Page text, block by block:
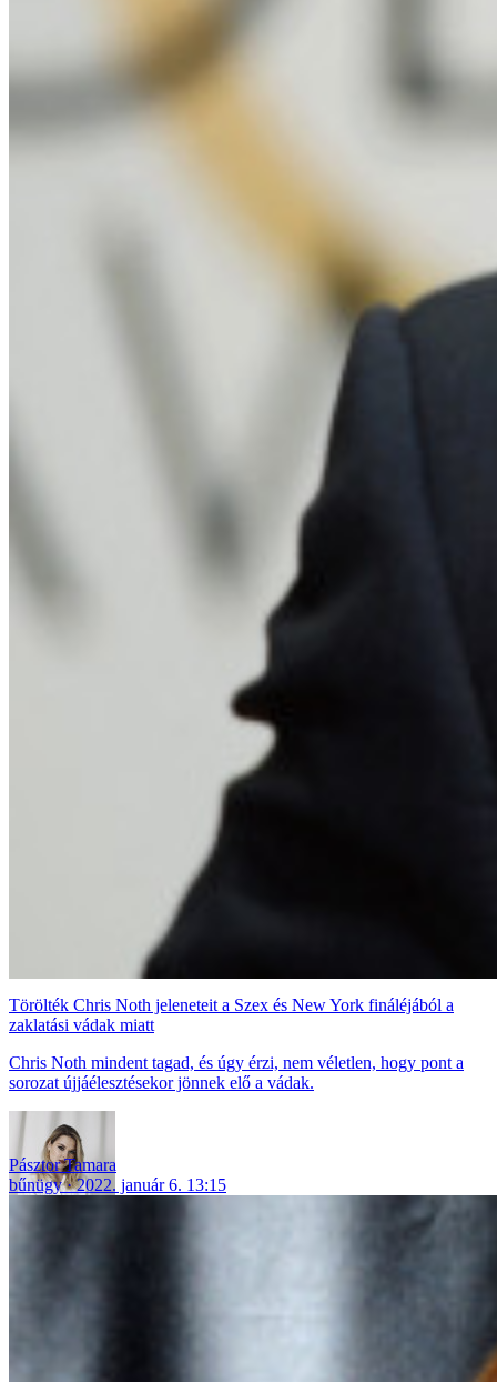
Törölték Chris Noth jeleneteit a Szex és New York fináléjából a
zaklatási vádak miatt
Chris Noth mindent tagad, és úgy érzi, nem véletlen, hogy pont a
sorozat újjáélesztésekor jönnek elő a vádak.
Pásztor Tamara
bűnügy
2022. január 6. 13:15